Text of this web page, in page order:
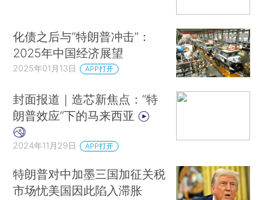
化债之后与“特朗普冲击”：
2025年中国经济展望
2025年01月13日 APP打开
封面报道｜造芯新焦点：“特
朗普效应”下的马来西亚
2024年11月29日 APP打开
特朗普对中加墨三国加征关税
市场忧美国因此陷入滞胀